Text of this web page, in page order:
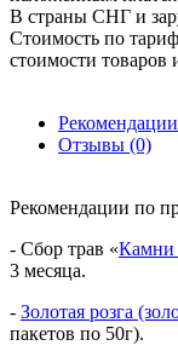
В страны СНГ и
Стоимость по
стоимости товаров
Отзывы (0)
Рекомендации по
- Сбор трав «Камни
3 месяца.
- Золотая розга
пакетов по 50г).